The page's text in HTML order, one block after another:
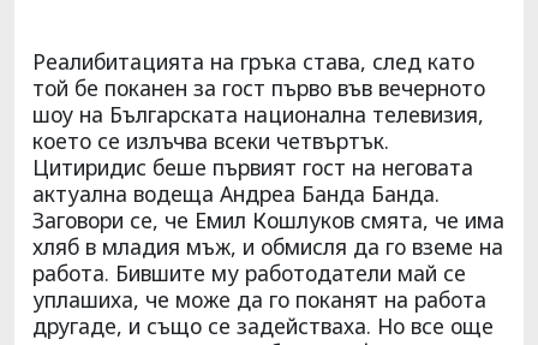
Реалибитацията на гръка става, след като
той бе поканен за гост първо във вечерното
шоу на Българската национална телевизия,
което се излъчва всеки четвъртък.
Цитиридис беше първият гост на неговата
актуална водеща Андреа Банда Банда.
Заговори се, че Емил Кошлуков смята, че има
хляб в младия мъж, и обмисля да го вземе на
работа. Бившите му работодатели май се
уплашиха, че може да го поканят на работа
другаде, и също се задействаха. Но все още